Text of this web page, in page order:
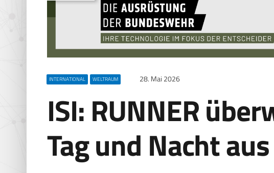
INTERNATIONAL WELTRAUM 28. Mai 2026
ISI: RUNNER
Tag und Nacht